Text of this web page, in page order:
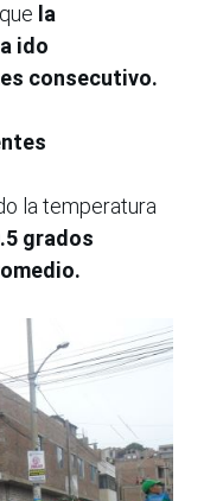
la
ido
consecutivo.
la temperatura
grados